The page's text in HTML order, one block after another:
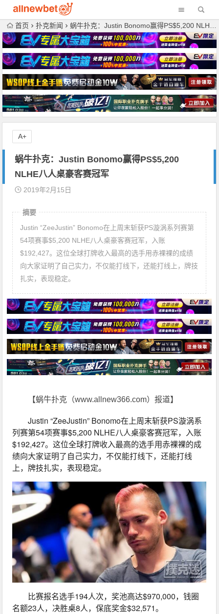
首页 扑克新闻 蜗牛扑克：Justin Bonomo赢得PS$5,200 NLHE八人桌豪客赛冠军
蜗牛扑克：Justin Bonomo赢得PS$5,200
NLHE八人桌豪客赛冠军
2019年2月15日
摘要
Justin “ZeeJustin” Bonomo在上周末斩获PS漩涡系列赛第
54项赛事$5,200 NLHE八人桌豪客赛冠军，入账
$192,427。这位全球打牌收入最高的选手用赤裸裸的成绩
向大家证明了自己实力，不仅能打线下，还能打线上，牌技
扎实，表现稳定。
【蜗牛扑克（www.allnew366.com）报道】
Justin “ZeeJustin” Bonomo在上周末斩获PS漩涡系
列赛第54项赛事$5,200 NLHE八人桌豪客赛冠军，入账
$192,427。这位全球打牌收入最高的选手用赤裸裸的成
绩向大家证明了自己实力，不仅能打线下，还能打线
上，牌技扎实，表现稳定。
比赛报名选手194人次，奖池高达$970,000，钱圈
名额23人，决胜桌8人，保底奖金$32,571。
A+